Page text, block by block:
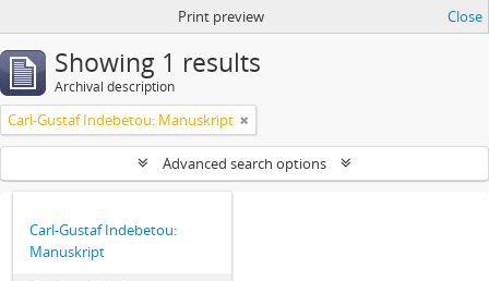
Print preview Close
Showing 1 results
Archival description
Carl-Gustaf Indebetou: Manuskript
Advanced search options
Carl-Gustaf Indebetou:
Manuskript